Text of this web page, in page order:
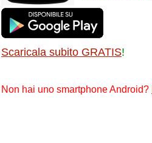
Scaricala subito GRATIS!
Non hai uno smartphone Android?